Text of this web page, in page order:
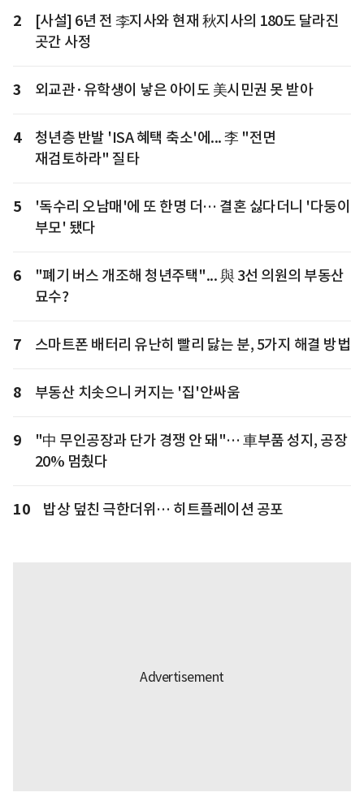
2
[사설] 6년 전 李지사와 현재 秋지사의 180도 달라진
곳간 사정
3 외교관·유학생이 낳은 아이도 美시민권 못 받아
4
청년층 반발 'ISA 혜택 축소'에... 李 "전면
재검토하라" 질타
5
'독수리 오남매'에 또 한명 더… 결혼 싫다더니 '다둥이
부모' 됐다
6
"폐기 버스 개조해 청년주택"... 與 3선 의원의 부동산
묘수?
7 스마트폰 배터리 유난히 빨리 닳는 분, 5가지 해결 방법
8 부동산 치솟으니 커지는 '집'안싸움
9
"中 무인공장과 단가 경쟁 안 돼"… 車부품 성지, 공장
20% 멈췄다
10 밥상 덮친 극한더위… 히트플레이션 공포